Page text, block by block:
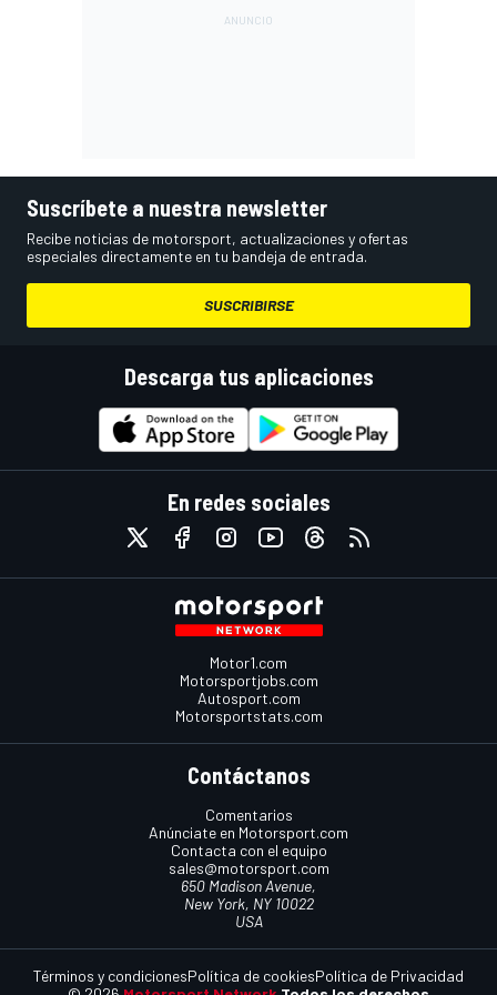
Suscríbete a nuestra newsletter
Recibe noticias de motorsport, actualizaciones y ofertas
especiales directamente en tu bandeja de entrada.
SUSCRIBIRSE
Descarga tus aplicaciones
En redes sociales
Motor1.com
Motorsportjobs.com
Autosport.com
Motorsportstats.com
Contáctanos
Comentarios
Anúnciate en Motorsport.com
Contacta con el equipo
sales@motorsport.com
650 Madison Avenue,
New York, NY 10022
USA
Términos y condicionesPolítica de cookiesPolítica de Privacidad